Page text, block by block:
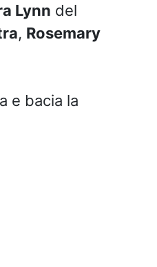
Lynn del
, Rosemary
e bacia la